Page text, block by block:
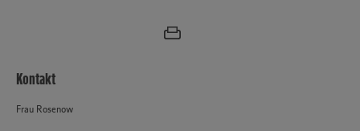
Website zu personalisieren und Ihnen möglichst relevante
Kontakt
Frau Rosenow